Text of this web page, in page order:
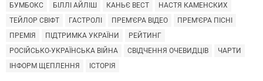
БУМБОКС
БІЛЛІ АЙЛІШ КАНЬЄ ВЕСТ
НАСТЯ КАМЕНСКИХ
ТЕЙЛОР СВІФТ
ГАСТРОЛІ ПРЕМ'ЄРА ВІДЕО
ПРЕМ'ЄРА ПІСНІ
ПРЕМІЯ
ПІДТРИМКА УКРАЇНИ
РЕЙТИНГ
РОСІЙСЬКО-УКРАЇНСЬКА ВІЙНА
СВІДЧЕННЯ ОЧЕВИДЦІВ
ЧАРТИ
ІНФОРМ ЩЕПЛЕННЯ
ІСТОРІЯ